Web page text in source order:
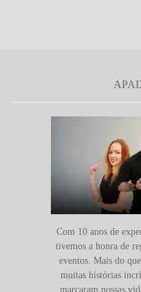
Com 10 anos de
tivemos a honra de
eventos. Mais do
muitas histórias
marcaram nossas